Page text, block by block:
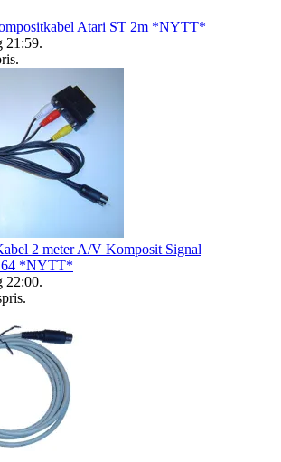
Atari ST 2m *NYTT*
21:59.
.
2 meter A/V Komposit Signal
*NYTT*
22:00.
.